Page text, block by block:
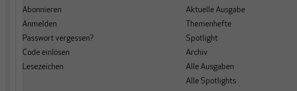
Abonnieren
Anmelden
Passwort vergessen?
Code einlösen
Lesezeichen
Aktuelle Ausgabe
Themenhefte
Spotlight
Archiv
Alle Ausgaben
Alle Spotlights